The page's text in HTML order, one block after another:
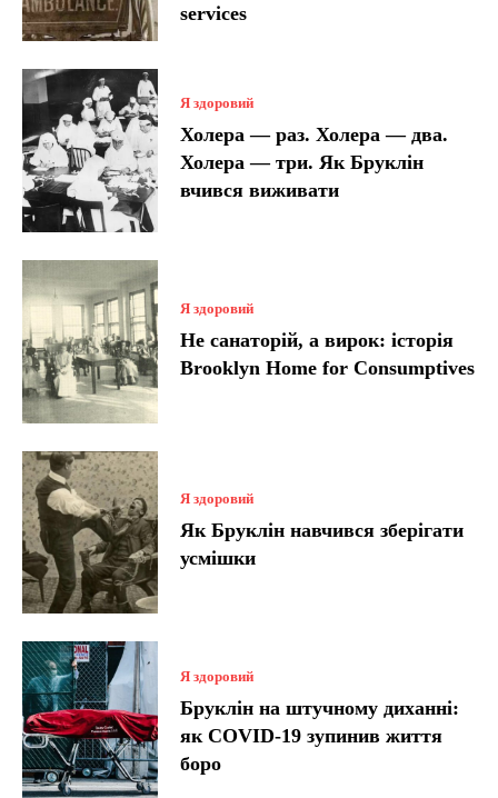
services
Я здоровий
Холера — раз. Холера — два.
Холера — три. Як Бруклін
вчився виживати
Я здоровий
Не санаторій, а вирок: історія
Brooklyn Home for Consumptives
Я здоровий
Як Бруклін навчився зберігати
усмішки
Я здоровий
Бруклін на штучному диханні:
як COVID-19 зупинив життя
боро